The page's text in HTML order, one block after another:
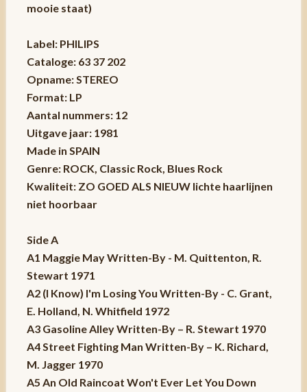
mooie staat)
Label: PHILIPS
Cataloge: 63 37 202
Opname: STEREO
Format: LP
Aantal nummers: 12
Uitgave jaar: 1981
Made in SPAIN
Genre: ROCK, Classic Rock, Blues Rock
Kwaliteit: ZO GOED ALS NIEUW lichte haarlijnen
niet hoorbaar
Side A
A1 Maggie May Written-By - M. Quittenton, R.
Stewart 1971
A2 (I Know) I'm Losing You Written-By - C. Grant,
E. Holland, N. Whitfield 1972
A3 Gasoline Alley Written-By – R. Stewart 1970
A4 Street Fighting Man Written-By – K. Richard,
M. Jagger 1970
A5 An Old Raincoat Won't Ever Let You Down